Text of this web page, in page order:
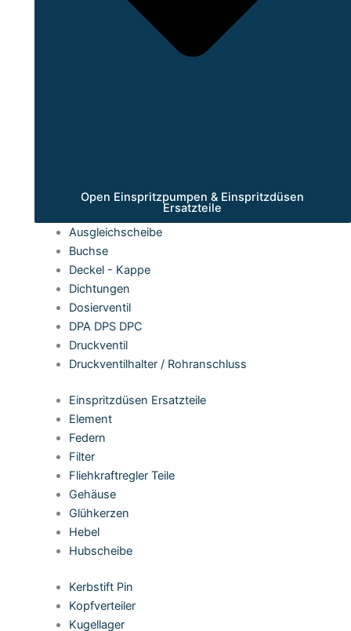
Open Einspritzpumpen & Einspritzdüsen
Ersatzteile
Ausgleichscheibe
Buchse
Deckel - Kappe
Dichtungen
Dosierventil
DPA DPS DPC
Druckventil
Druckventilhalter / Rohranschluss
Einspritzdüsen Ersatzteile
Element
Federn
Filter
Fliehkraftregler Teile
Gehäuse
Glühkerzen
Hebel
Hubscheibe
Kerbstift Pin
Kopfverteiler
Kugellager